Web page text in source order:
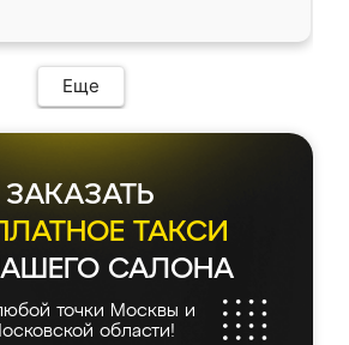
Еще
ЗАКАЗАТЬ
ТАКСИ
САЛОНА
точки Москвы и
области!